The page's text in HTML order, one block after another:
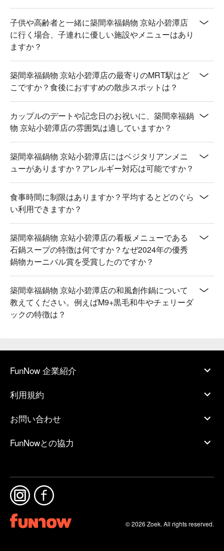
子供や高齢者と一緒に築間幸福鍋物 京站小碧潭店
に行く場合、子連れに優しい施設やメニューはあり
ますか？
築間幸福鍋物 京站小碧潭店の最寄りのMRT駅はど
こですか？食後におすすめの散歩スポットは？
カップルのデートや記念日のお祝いに、築間幸福鍋
物 京站小碧潭店の雰囲気は適していますか？
築間幸福鍋物 京站小碧潭店にはベジタリアンメニ
ューがありますか？アレルギー対応は可能ですか？
食事時間に制限はありますか？平均するとどのぐら
い利用できますか？
築間幸福鍋物 京站小碧潭店の看板メニューである
石鍋スープの特徴は何ですか？なぜ2024年の優秀
鍋物カーニバル賞を受賞したのですか？
築間幸福鍋物 京站小碧潭店の和風創作鍋について
教えてください。例えばM9+黒毛和牛やチェリーダ
ックの特徴は？
FunNow 企業紹介
利用規約
お問い合わせ
FunNowとの協力
© 2026 Zoek. All rights reserved.